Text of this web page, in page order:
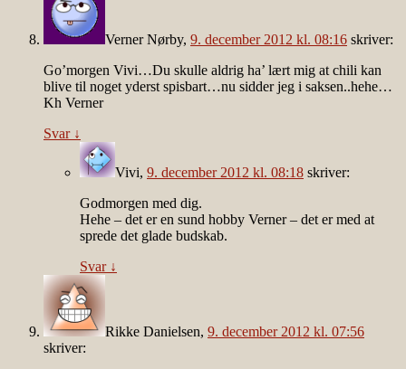
Verner Nørby, 9. december 2012 kl. 08:16 skriver:
Go’morgen Vivi…Du skulle aldrig ha’ lært mig at chili kan
blive til noget yderst spisbart…nu sidder jeg i saksen..hehe…
Kh Verner
Svar ↓
Vivi, 9. december 2012 kl. 08:18 skriver:
Godmorgen med dig.
Hehe – det er en sund hobby Verner – det er med at
sprede det glade budskab.
Svar ↓
Rikke Danielsen, 9. december 2012 kl. 07:56
skriver: